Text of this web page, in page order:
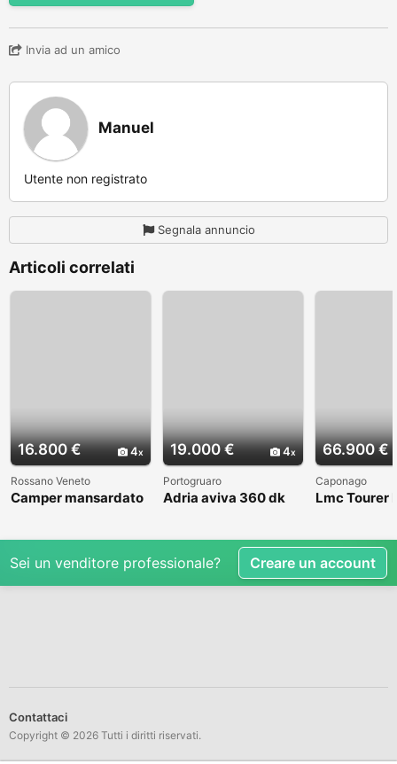
Invia ad un amico
Manuel
Utente non registrato
Segnala annuncio
Articoli correlati
16.800 € 4
Rossano Veneto
Camper mansardato
19.000 € 4
Portogruaro
Adria aviva 360 dk
66.900 €
Caponago
Lmc Tourer
Sei un venditore professionale? Creare un account
Contattaci
Copyright © 2026 Tutti i diritti riservati.